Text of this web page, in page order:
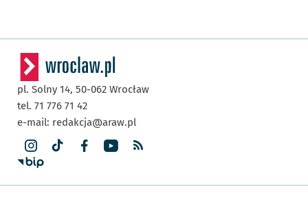
pl. Solny 14, 50-062 Wrocław
tel. 71 776 71 42
e-mail: redakcja@araw.pl